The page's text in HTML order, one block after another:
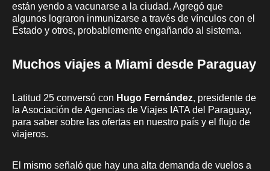
están yendo a vacunarse a la ciudad. Agregó que
algunos lograron inmunizarse a través de vínculos con el
Estado y otros, probablemente engañando al sistema.
Muchos viajes a Miami desde Paraguay
Latitud 25 conversó con Hugo Fernández, presidente de
la Asociación de Agencias de Viajes IATA del Paraguay,
para saber sobre las ofertas en nuestro país y el flujo de
viajeros.
El mismo señaló que hay una alta demanda de vuelos a